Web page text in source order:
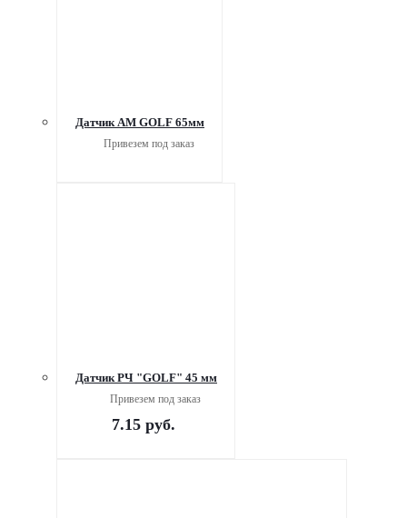
Датчик АМ GOLF 65мм
Привезем под заказ
Датчик РЧ "GOLF" 45 мм
Привезем под заказ
7.15руб.